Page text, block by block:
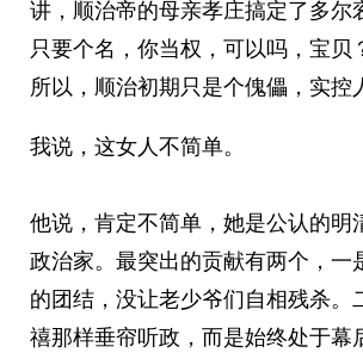
讲，顺治帝的母亲孝庄搞定了多尔
只要个名，你当权，可以吗，宝贝
所以，顺治初期只是个傀儡，实控
我说，这女人不简单。
他说，肯定不简单，她是公认的明
政治家。最突出的贡献有两个，一
的团结，没让老少爷们自相残杀。
禧那样垂帘听政，而是始终处于幕